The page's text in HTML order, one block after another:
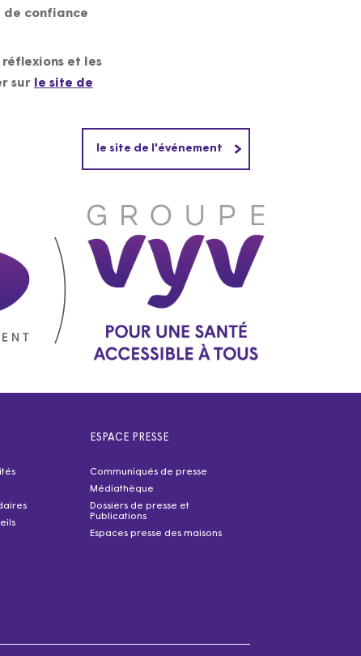
de confiance
et les
sur le site de
le site de l'événement
ESPACE PRESSE
Communiqués de presse
Médiathèque
Dossiers de presse et
Publications
Espaces presse des maisons